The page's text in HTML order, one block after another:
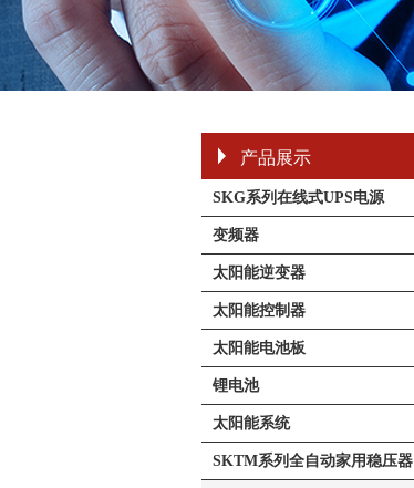
产品展示
SKG系列在线式UPS电源
变频器
太阳能逆变器
太阳能控制器
太阳能电池板
锂电池
太阳能系统
SKTM系列全自动家用稳压器